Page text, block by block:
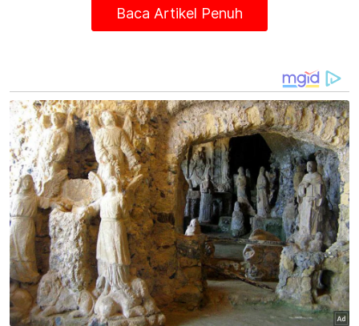
Keadaan motosikal mangsa yang remuk dirempuh van langgar
lampu isyarat merah.
"Apabila tiba di lokasi kejadian, pemandu van
dipercayai telah gagal berhenti di lampu
isyarat warna merah lalu melanggar sebuah
motosikal yang datang dari arah sebelah kiri.
"Akibatnya, seorang penunggang motosikal
jenis Yamaha Y15ZR yang mengalami
kecederaan parah di bahagian kepala telah
Baca Artikel Penuh